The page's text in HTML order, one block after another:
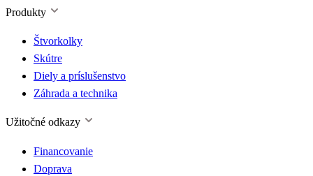
Produkty
Štvorkolky
Skútre
Diely a príslušenstvo
Záhrada a technika
Užitočné odkazy
Financovanie
Doprava